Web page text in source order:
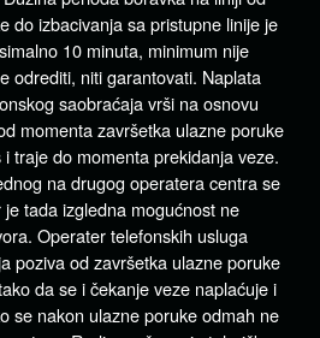
do izbacivanja sa pristupne linije je
10 minuta, minimum nije
odrediti, niti garantovati. Naplata
saobraćaja vrši na osnovu
momenta završetka ulazne poruke
traje do momenta prekidanja veze.
na drugog operatera centra se
tada izgledna mogućnost ne
Operater telefonskih usluga
poziva od završetka ulazne poruke
da se i čekanje veze naplaćuje i
se nakon ulazne poruke odmah ne